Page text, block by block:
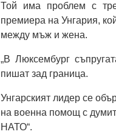
Той има проблем с
премиера на Унгария,
между мъж и жена.
„В Люксембург
пишат зад граница.
Унгарският лидер се
на военна помощ с
НАТО“.